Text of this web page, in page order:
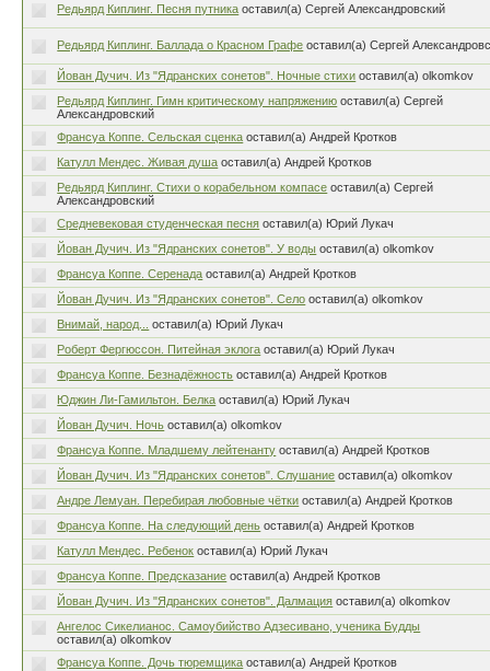
Редьярд Киплинг. Песня путника оставил(а) Сергей Александровский
Редьярд Киплинг. Баллада о Красном Графе оставил(а) Сергей
Йован Дучич. Из "Ядранских сонетов". Ночные стихи оставил(а) olkomkov
Редьярд Киплинг. Гимн критическому напряжению оставил(а) Сергей
Александровский
Франсуа Коппе. Сельская сценка оставил(а) Андрей Кротков
Катулл Мендес. Живая душа оставил(а) Андрей Кротков
Редьярд Киплинг. Стихи о корабельном компасе оставил(а) Сергей
Александровский
Средневековая студенческая песня оставил(а) Юрий Лукач
Йован Дучич. Из "Ядранских сонетов". У воды оставил(а) olkomkov
Франсуа Коппе. Серенада оставил(а) Андрей Кротков
Йован Дучич. Из "Ядранских сонетов". Село оставил(а) olkomkov
Внимай, народ...
оставил(а) Юрий Лукач
Роберт Фергюссон. Питейная эклога оставил(а) Юрий Лукач
Франсуа Коппе. Безнадёжность оставил(а) Андрей Кротков
Юджин Ли-Гамильтон. Белка оставил(а) Юрий Лукач
Йован Дучич. Ночь оставил(а) olkomkov
Франсуа Коппе. Младшему лейтенанту оставил(а) Андрей Кротков
Йован Дучич. Из "Ядранских сонетов". Слушание оставил(а) olkomkov
Андре Лемуан. Перебирая любовные чётки оставил(а) Андрей Кротков
Франсуа Коппе. На следующий день оставил(а) Андрей Кротков
Катулл Мендес. Ребенок оставил(а) Юрий Лукач
Франсуа Коппе. Предсказание оставил(а) Андрей Кротков
Йован Дучич. Из "Ядранских сонетов". Далмация оставил(а) olkomkov
Ангелос Сикелианос. Самоубийство Адзесивано, ученика Будды
оставил(а) olkomkov
Франсуа Коппе. Дочь тюремщика оставил(а) Андрей Кротков